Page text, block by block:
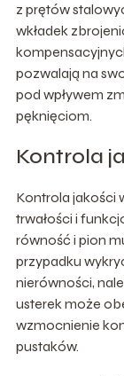
z prętów
wkładek
pozwalają na
pod wpływem
pęknięciom.
Kontrola
Kontrola jakości
trwałości i
równość i pion
przypadku
nierówności,
usterek może
wzmocnienie
pustaków.